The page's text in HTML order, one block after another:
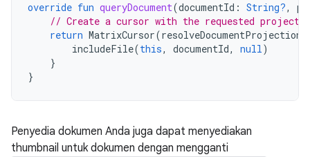
override fun queryDocument(documentId : String?,
// Create a cursor with the requested
return MatrixCursor(resolveDocumentProjection
includeFile(this, documentId, null)
}
}
Penyedia dokumen Anda juga dapat menyediakan
thumbnail untuk dokumen dengan mengganti